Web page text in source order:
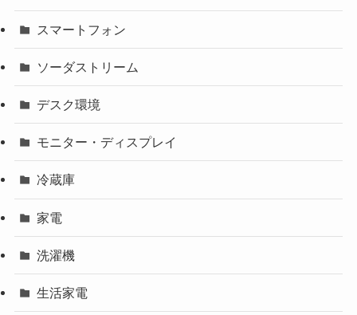
スマートフォン
ソーダストリーム
デスク環境
モニター・ディスプレイ
冷蔵庫
家電
洗濯機
生活家電